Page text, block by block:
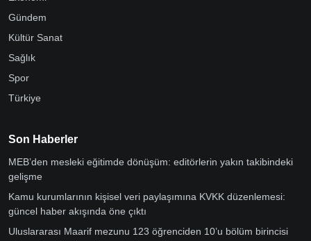
Gündem
Kültür Sanat
Sağlık
Spor
Türkiye
Son Haberler
MEB’den mesleki eğitimde dönüşüm: editörlerin yakın takibindeki
gelişme
Kamu kurumlarının kişisel veri paylaşımına KVKK düzenlemesi:
güncel haber akışında öne çıktı
Uluslararası Maarif mezunu 123 öğrenciden 10’u bölüm birincisi